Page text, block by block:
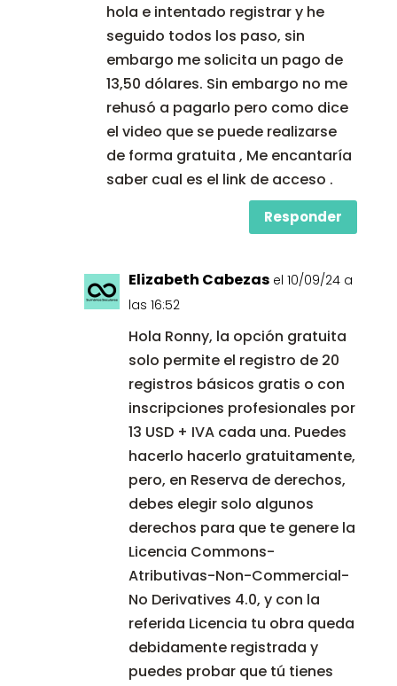
hola e intentado registrar y he
seguido todos los paso, sin
embargo me solicita un pago de
13,50 dólares. Sin embargo no me
rehusó a pagarlo pero como dice
el video que se puede realizarse
de forma gratuita , Me encantaría
saber cual es el link de acceso .
Responder
Elizabeth Cabezas el 10/09/24 a
las 16:52
Hola Ronny, la opción gratuita
solo permite el registro de 20
registros básicos gratis o con
inscripciones profesionales por
13 USD + IVA cada una. Puedes
hacerlo hacerlo gratuitamente,
pero, en Reserva de derechos,
debes elegir solo algunos
derechos para que te genere la
Licencia Commons-
Atributivas-Non-Commercial-
No Derivatives 4.0, y con la
referida Licencia tu obra queda
debidamente registrada y
puedes probar que tú tienes